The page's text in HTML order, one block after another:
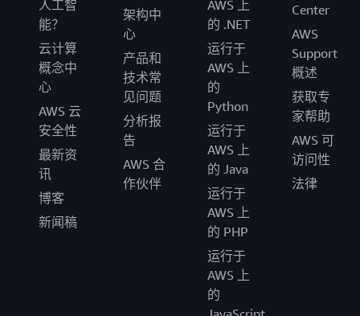
人工智
能？
云计算
概念中
心
AWS 云
安全性
最新资
讯
博客
新闻稿
架构中
心
产品和
技术常
见问题
分析报
告
AWS 合
作伙伴
AWS 上
的 .NET
运行于
AWS 上
的
Python
运行于
AWS 上
的 Java
运行于
AWS 上
的 PHP
运行于
AWS 上
的
Center
AWS
Support
概述
获取专
家帮助
AWS 可
访问性
法律